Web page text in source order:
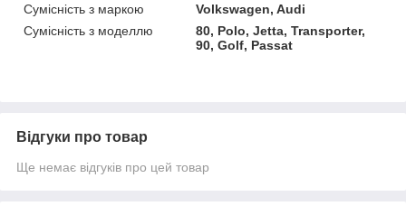
Сумісність з маркою
Volkswagen, Audi
Сумісність з моделлю
80, Polo, Jetta, Transporter,
90, Golf, Passat
Відгуки про товар
Ще немає відгуків про цей товар